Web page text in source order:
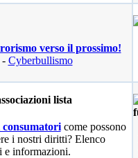
verso il prossimo!
- Cyberbullismo
consumatoricome possono
i nostri diritti? Elenco
e informazioni.